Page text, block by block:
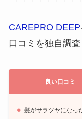
CAREPRO DEEP
口コミを独自調査
良い口コミ
髪がサラツヤになっ